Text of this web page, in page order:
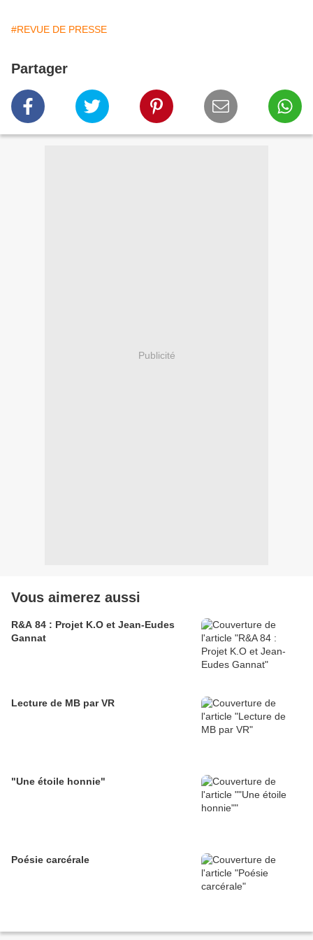
#REVUE DE PRESSE
Partager
Publicité
Vous aimerez aussi
R&A 84 : Projet K.O et Jean-Eudes
Gannat
Lecture de MB par VR
"Une étoile honnie"
Poésie carcérale